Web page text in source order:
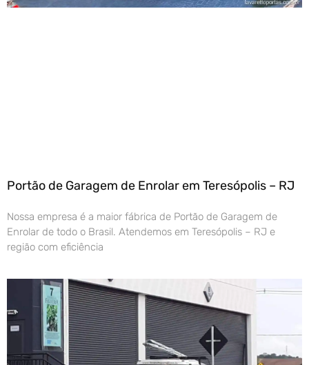
Portão de Garagem de Enrolar em Teresópolis – RJ
Nossa empresa é a maior fábrica de Portão de Garagem de
Enrolar de todo o Brasil. Atendemos em Teresópolis – RJ e
região com eficiência